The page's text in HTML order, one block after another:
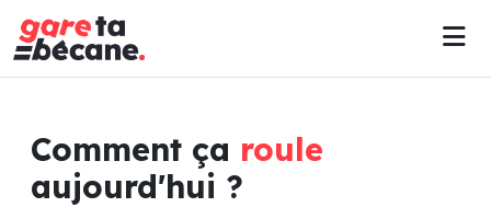
Comment ça roule
aujourd'hui ?